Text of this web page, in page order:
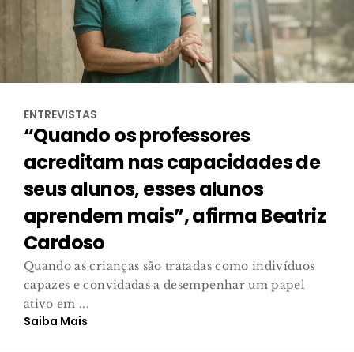
ENTREVISTAS
“Quando os professores
acreditam nas capacidades de
seus alunos, esses alunos
aprendem mais”, afirma Beatriz
Cardoso
Quando as crianças são tratadas como indivíduos
capazes e convidadas a desempenhar um papel
ativo em ...
Saiba Mais